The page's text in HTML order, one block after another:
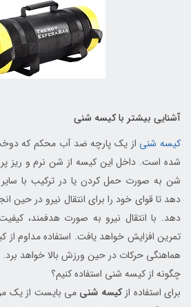
آشنایی بیشتر با کیسه شنی
کیسه شنی از یک پارچه ضد آب محکم که
شده است. داخل این کیسه از شن نرم و ریز
شن به صورت حمل کردن یا در ترکیب با
دهد تا قوای خود را برای انتقال نیرو در حین
دهد. با انتقال نیرو به صورت هدفمند،
تمرین افزایش خواهد یافت. استفاده مداوم از
هماهنگی حرکات در حین ورزش بالا خواهد برد.
چگونه از کیسه شنی استفاده کنیم؟
برای استفاده ازکیسه شنی می بایست از یک